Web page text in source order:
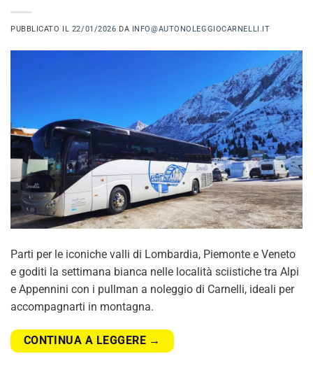
PUBBLICATO IL 22/01/2026 DA INFO@AUTONOLEGGIOCARNELLI.IT
Parti per le iconiche valli di Lombardia, Piemonte e Veneto
e goditi la settimana bianca nelle località sciistiche tra Alpi
e Appennini con i pullman a noleggio di Carnelli, ideali per
accompagnarti in montagna.
CONTINUA A LEGGERE →